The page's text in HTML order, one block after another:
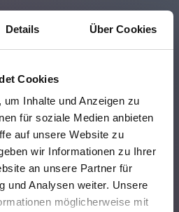
Details Über Cookies
Cookies
Inhalte und Anzeigen zu
für soziale Medien anbieten
auf unsere Website zu
wir Informationen zu Ihrer
an unsere Partner für
und Analysen weiter. Unsere
möglicherweise mit
tenant, we
working
important and
solution-
They find a